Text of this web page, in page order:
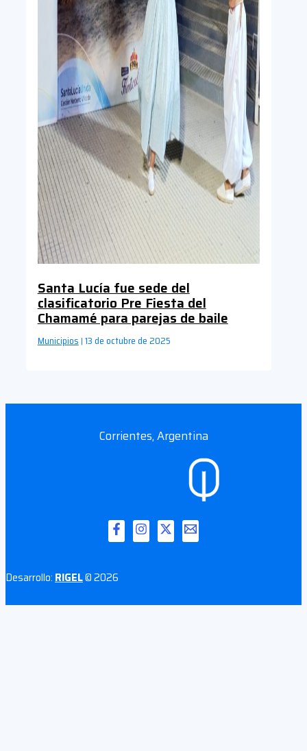
Santa Lucía fue sede del
clasificatorio Pre Fiesta del
Chamamé para parejas de baile
Municipios | 13 de octubre de 2025
Corrientes, Argentina
Desarrollo: RIGEL© 2026